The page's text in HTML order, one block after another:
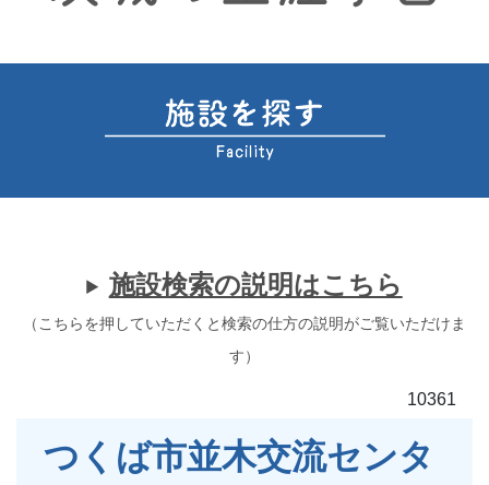
施設検索の説明はこちら
（こちらを押していただくと検索の仕方の説明がご覧いただけま
す）
10361
つくば市並木交流センタ